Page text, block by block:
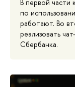
В первой части
по
работают. Во
реализовать
Сбербанка.